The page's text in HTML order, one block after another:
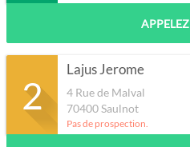
APPELEZ
2
Lajus Jerome
4 Rue de Malval
70400Saulnot
Pas de prospection.